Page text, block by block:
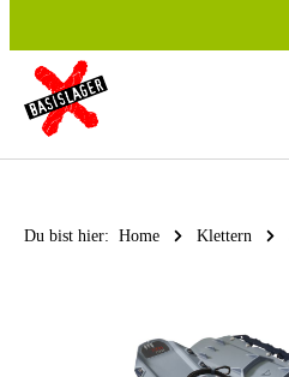
Du bist hier: Home Klettern